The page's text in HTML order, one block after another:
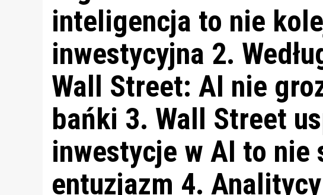
inteligencja to nie
inwestycyjna 2.
Wall Street: AI nie
bańki 3. Wall Street
inwestycje w AI to nie
entuzjazm 4.